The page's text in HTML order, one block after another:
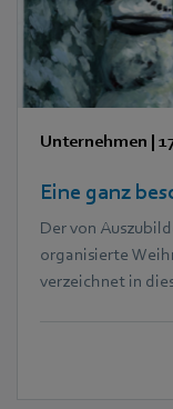
Unternehmen |
Eine ganz
Der von
organisierte
verzeichnet in